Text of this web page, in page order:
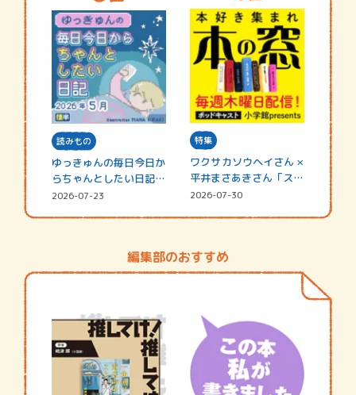
読みもの
ゆっきゅんの毎日今日か
らちゃんとしたい日記
☆202…
2026-07-23
特集
ワクサカソウヘイさん ×
平井まさあきさん「スペ
シャ…
2026-07-30
編集部のおすすめ